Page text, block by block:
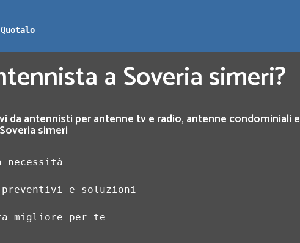
a Soveria simeri?
da antennisti per antenne tv e radio, antenne condominiali e
simeri
necessità
e soluzioni
migliore per te